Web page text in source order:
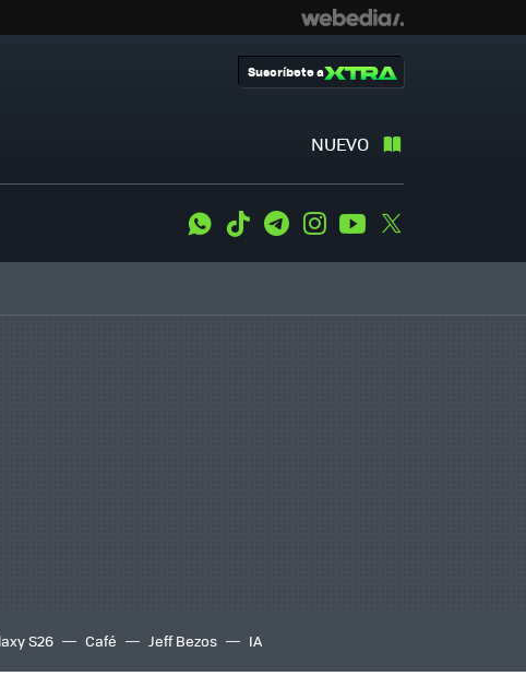
NUEVO
Suscríbete a
WhatsApp
Tiktok TelegramInstagramYoutube
S26 Café Jeff Bezos IA